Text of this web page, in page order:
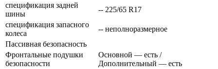
спецификация задней
шины
-- 225/65 R17
спецификация запасного
колеса
-- неполноразмерное
Пассивная безопасность
Фронтальные подушки
безопасности
Основной — есть /
Дополнительный — есть